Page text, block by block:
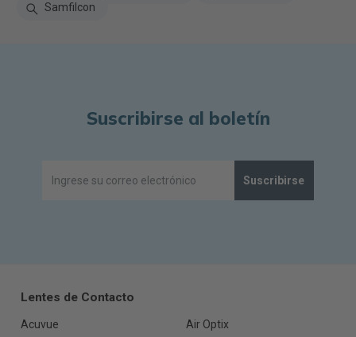
Samfilcon
Suscribirse al boletín
Suscribirse
Lentes de Contacto
Acuvue
Air Optix